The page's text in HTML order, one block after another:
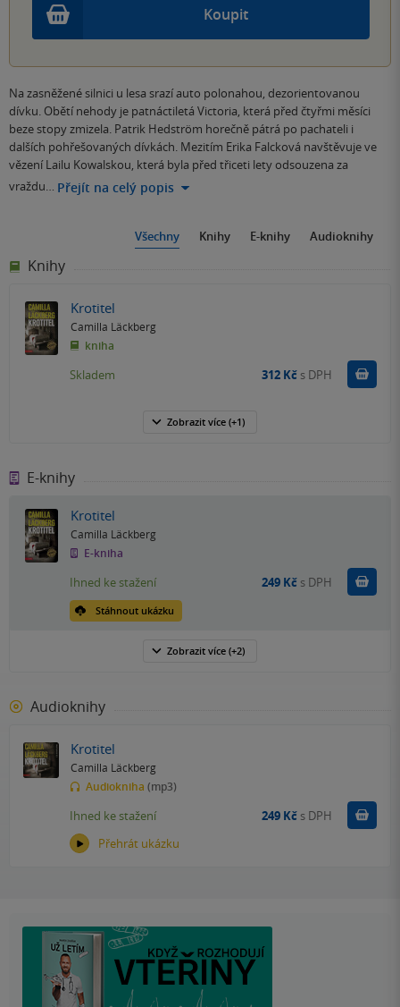
Koupit
Na zasněžené silnici u lesa srazí auto polonahou, dezorientovanou
dívku. Obětí nehody je patnáctiletá Victoria, která před čtyřmi měsíci
beze stopy zmizela. Patrik Hedström horečně pátrá po pachateli i
dalších pohřešovaných dívkách. Mezitím Erika Falcková navštěvuje ve
vězení Lailu Kowalskou, která byla před třiceti lety odsouzena za
vraždu… Přejít na celý popis
Všechny Knihy E-knihy Audioknihy
Knihy
Krotitel
Camilla Läckberg
kniha
Skladem 312 Kč s DPH
Zobrazit více (+1)
E-knihy
Krotitel
Camilla Läckberg
E-kniha
Stáhnout ukázku
Ihned ke stažení 249 Kč s DPH Koupit
Zobrazit více (+2)
Audioknihy
Krotitel
Camilla Läckberg
Audiokniha (mp3)
Přehrát ukázku
Ihned ke stažení 249 Kč s DPH Koupit